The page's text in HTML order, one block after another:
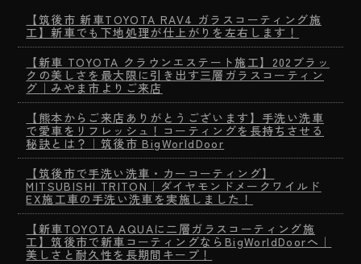
【筑後市 新車TOYOTA RAV4 ガラスコーティング施
工】新車でも下地処理が仕上がりを左右します！
【新車 TOYOTA クラウンエステート施工】202ブラッ
クの美しさを最大限に引き出す三層ガラスコーティン
グ｜みやま市よりご来店
【熊本からご来店ありがとうございます】手洗い洗車
で愛車をリフレッシュ！コーティングを長持ちさせる
秘訣とは？｜筑後市 BigWorldDoor
【筑後市で手洗い洗車・カーコーティング】
MITSUBISHI TRITON｜ダイヤモンドメークワイルド
EX施工車の手洗い洗車を実施しました！
【新車TOYOTA AQUAに二層ガラスコーティング施
工】筑後市で新車コーティングならBigWorldDoorへ｜
美しさと耐久性を長期間キープ！